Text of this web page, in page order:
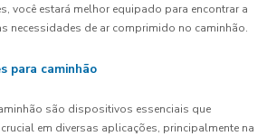
você estará melhor equipado para encontrar a
necessidades de ar comprimido no caminhão.
para caminhão
são dispositivos essenciais que
em diversas aplicações, principalmente na